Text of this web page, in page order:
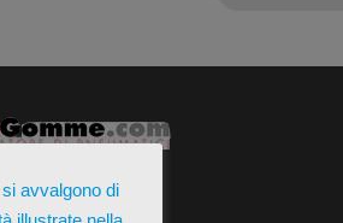
avvalgono di